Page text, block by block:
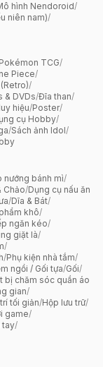
hình Nendoroid/
niên nam)/
TCG/
Piece/
/
& DVDs/Đĩa than/
hiệu/Poster/
cụ Hobby/
/Sách ảnh Idol/
nướng bánh mì/
Chảo/Dụng cụ nấu ăn
/Dĩa & Bát/
khô/
ngăn kéo/
giặt là/
/
/Phụ kiện nhà tắm/
ngồi / Gối tựa/Gối/
bị chăm sóc quần áo
gian/
tối giản/Hộp lưu trữ/
game/
tay/